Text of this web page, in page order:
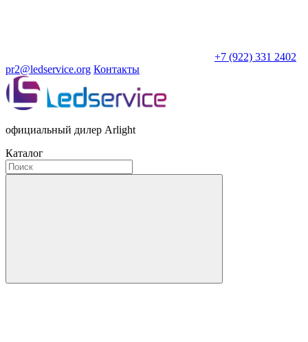
+7 (922) 331 2402
pr2@ledservice.org Контакты
официальный дилер Arlight
Каталог